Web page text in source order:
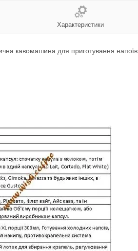
Характеристики
кавомашина для приготування напоїв.